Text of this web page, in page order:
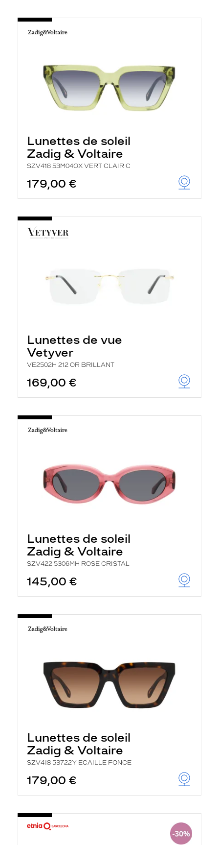
Lunettes de soleil
Zadig & Voltaire
SZV418 53M04OX VERT CLAIR C
179,00 €
Lunettes de vue
Vetyver
VE2502H 212 OR BRILLANT
169,00 €
Lunettes de soleil
Zadig & Voltaire
SZV422 5306MH ROSE CRISTAL
145,00 €
Lunettes de soleil
Zadig & Voltaire
SZV418 53722Y ECAILLE FONCE
179,00 €